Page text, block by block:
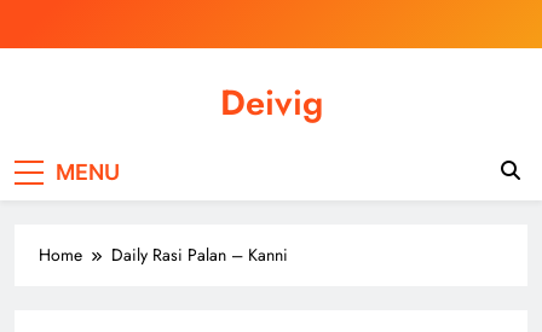
Deivig
MENU
Home Daily Rasi Palan – Kanni